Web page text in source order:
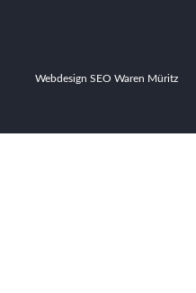
Webdesign SEO Waren Müritz